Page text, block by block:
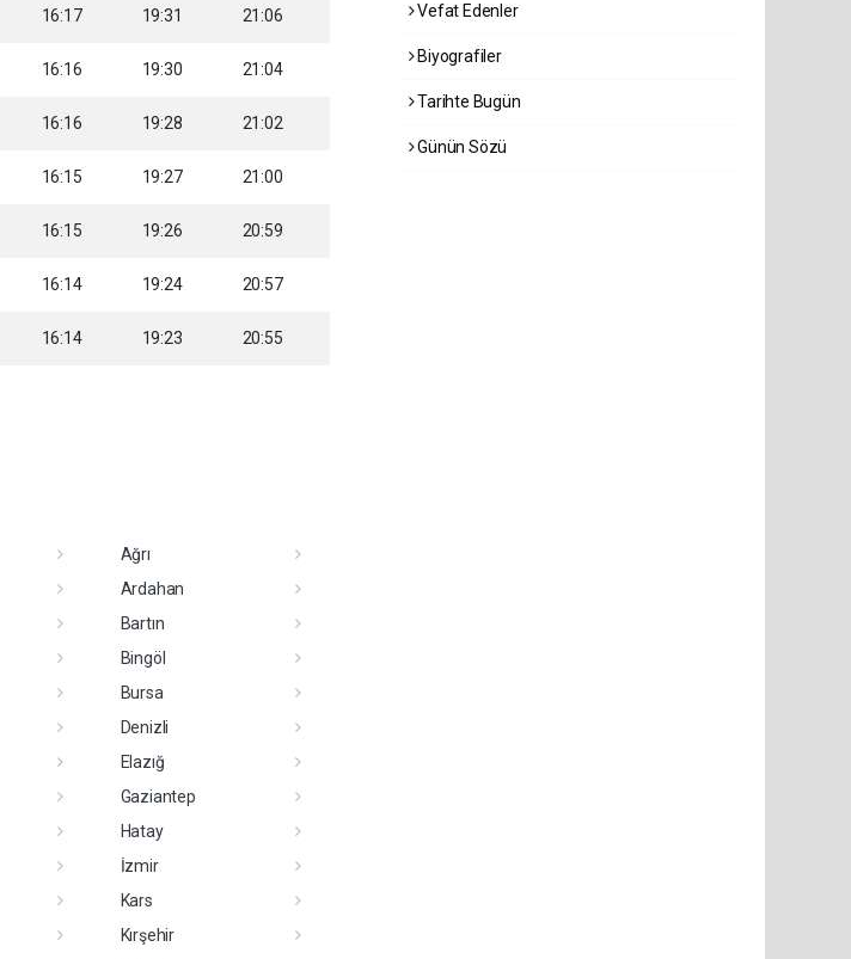
16:17 19:31 21:06
16:16 19:30 21:04
16:16 19:28 21:02
16:15 19:27 21:00
16:15 19:26 20:59
16:14 19:24 20:57
16:14 19:23 20:55
Ağrı
Ardahan
Bartın
Bingöl
Bursa
Denizli
Elazığ
Gaziantep
Hatay
İzmir
Kars
Kırşehir
Vefat Edenler
Biyografiler
Tarihte Bugün
Günün Sözü